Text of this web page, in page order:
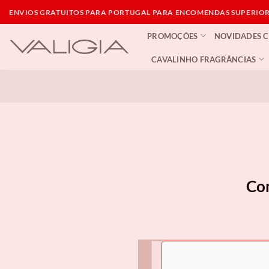
to
content
ENVIOS GRATUITOS PARA PORTUGAL PARA ENCOMENDAS
PROMOÇÕES NOVIDADES
CAVALINHO FRAGRÂNCIAS